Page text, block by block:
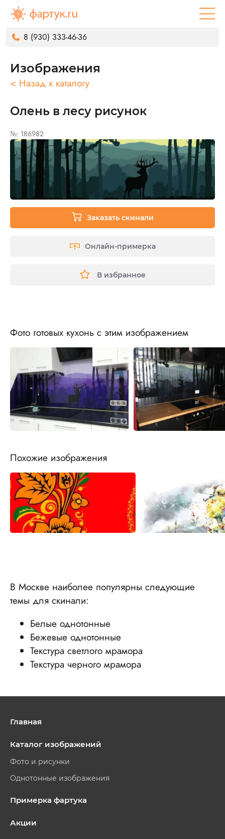
8 (930) 333-46-36
Изображения
< Назад к каталогу
Олень в лесу рисунок
№: 186982
Заказать скинали
Онлайн-примерка
В избранное
Фото готовых кухонь с этим изображением
Похожие изображения
В Москве наиболее популярны следующие
темы для скинали:
Белые однотонные
Бежевые однотонные
Текстура светлого мрамора
Текстура черного мрамора
Главная
Каталог изображений
Фото и рисунки
Однотонные изображения
Примерка фартука
Акции